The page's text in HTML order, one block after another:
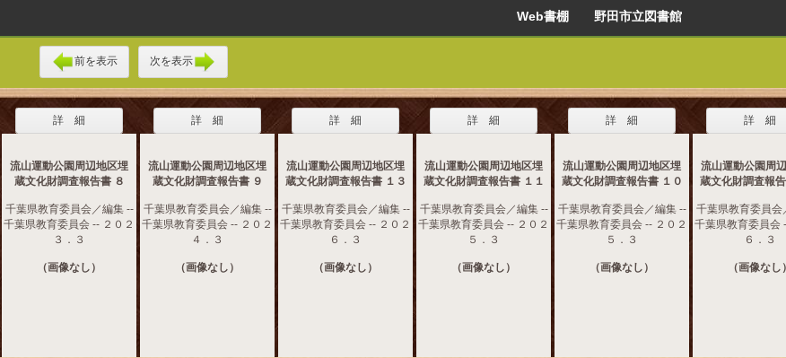
Web書棚 野田市立図書館
前を表示 次を表示
詳 細
流山運動公園周辺地区埋
蔵文化財調査報告書 ８
千葉県教育委員会／編集 --
千葉県教育委員会 -- ２０２
３．３
（画像なし）
詳 細
流山運動公園周辺地区埋
蔵文化財調査報告書 ９
千葉県教育委員会／編集 --
千葉県教育委員会 -- ２０２
４．３
（画像なし）
詳 細
流山運動公園周辺地区埋
蔵文化財調査報告書 １３
千葉県教育委員会／編集 --
千葉県教育委員会 -- ２０２
６．３
（画像なし）
詳 細
流山運動公園周辺地区埋
蔵文化財調査報告書 １１
千葉県教育委員会／編集 --
千葉県教育委員会 -- ２０２
５．３
（画像なし）
詳 細
流山運動公園周辺地区埋
蔵文化財調査報告書 １０
千葉県教育委員会／編集 --
千葉県教育委員会 -- ２０２
５．３
（画像なし）
詳 細
流山運動公園周
蔵文化財調査報
千葉県教育委員会
千葉県教育委員会
６．３
（画像なし）